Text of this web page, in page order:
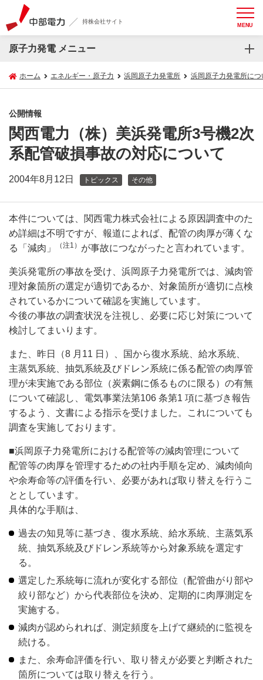
持株会社サイト MENU
原子力発電 メニュー
ホーム エネルギー・原子力 浜岡原子力発電所 浜岡原子力発電所につ
公開情報
関西電力（株）美浜発電所3号機2次
系配管破損事故の対応について
2004年8月12日 トピックス その他
本件については、関西電力株式会社による原因調査中のた
め詳細は不明ですが、報道によれば、配管の肉厚が薄くな
る「減肉」
（注1） が事故につながったと言われています。
美浜発電所の事故を受け、浜岡原子力発電所では、減肉管
理対象箇所の選定が適切であるか、対象箇所が適切に点検
されているかについて確認を実施しています。
今後の事故の調査状況を注視し、必要に応じ対策について
検討してまいります。
また、昨日（8 月11 日）、国から復水系統、給水系統、
主蒸気系統、抽気系統及びドレン系統に係る配管の肉厚管
理が未実施である部位（炭素鋼に係るものに限る）の有無
について確認し、電気事業法第106 条第1 項に基づき報告
するよう、文書による指示を受けました。これについても
調査を実施しております。
■浜岡原子力発電所における配管等の減肉管理について
配管等の肉厚を管理するための社内手順を定め、減肉傾向
や余寿命等の評価を行い、必要があれば取り替えを行うこ
ととしています。
具体的な手順は、
過去の知見等に基づき、復水系統、給水系統、主蒸気系
統、抽気系統及びドレン系統等から対象系統を選定す
る。
選定した系統毎に流れが変化する部位（配管曲がり部や
絞り部など）から代表部位を決め、定期的に肉厚測定を
実施する。
減肉が認められれば、測定頻度を上げて継続的に監視を
続ける。
また、余寿命評価を行い、取り替えが必要と判断された
箇所については取り替えを行う。